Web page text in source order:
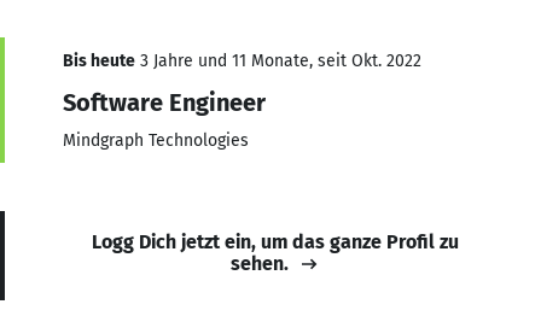
Bis heute 3 Jahre und 11 Monate, seit Okt. 2022
Software Engineer
Mindgraph Technologies
Logg Dich jetzt ein, um das ganze Profil zu
sehen.